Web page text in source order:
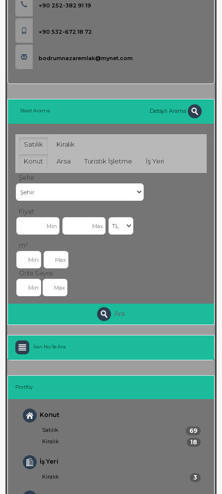
+90 252-382 91 19
+90 532-672 18 72
bodrumnazaremlak@mynet.com
Basit Arama Detaylı Arama
Satılık Kiralık
Konut Arsa Turistik İşletme İş Yeri
Şehir
Fiyat
m²
Oda Sayısı
Ara
İlan No İle Ara
Portföy
Konut
Satılık 69
Kiralık 18
İş Yeri
Kiralık 3